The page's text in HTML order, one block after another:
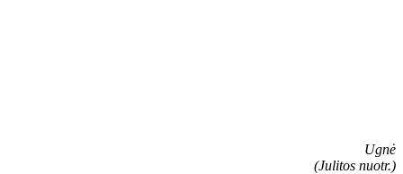
Ugnė
(Julitos nuotr.)